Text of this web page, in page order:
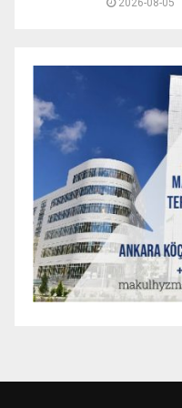
2026-08-05